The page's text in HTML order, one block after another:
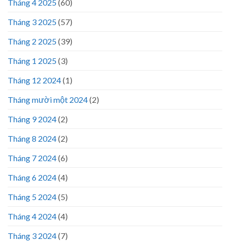
Tháng 4 2025(60)
Tháng 3 2025(57)
Tháng 2 2025(39)
Tháng 1 2025(3)
Tháng 12 2024(1)
Tháng mười một 2024(2)
Tháng 9 2024(2)
Tháng 8 2024(2)
Tháng 7 2024(6)
Tháng 6 2024(4)
Tháng 5 2024(5)
Tháng 4 2024(4)
Tháng 3 2024(7)